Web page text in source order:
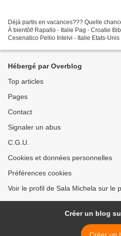
Déjà partis en vacances??? Quelle
À bientôt! Rapallo - Italie Pag - Croatie
Cesenatico Pellio Intelvi - Italie Etats-Unis
Hébergé par Overblog
Top articles
Pages
Contact
Signaler un abus
C.G.U.
Cookies et données personnelles
Préférences cookies
Voir le profil de Sala Michela sur le
Créer un blog